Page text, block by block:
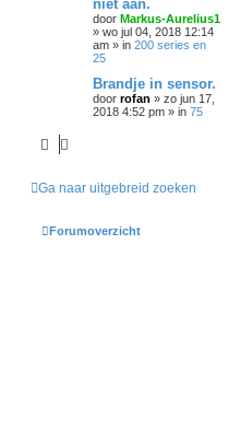
niet aan.
door Markus-Aurelius1
» wo jul 04, 2018 12:14
am » in 200 series en
25
Brandje in sensor.
door rofan » zo jun 17,
2018 4:52 pm » in 75
Ga naar uitgebreid zoeken
Forumoverzicht